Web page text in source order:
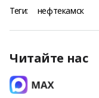
Теги: нефтекамск
Читайте нас